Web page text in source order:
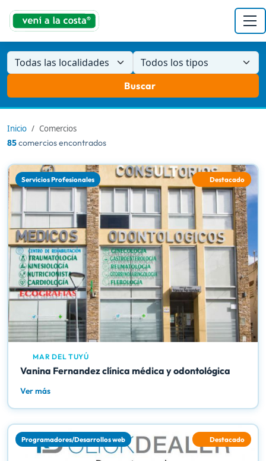
Todas las localidades Todos los tipos
Buscar
Inicio
Comercios
85comercios encontrados
Servicios Profesionales Destacado
MAR DEL TUYÚ
Vanina Fernandez clínica médica y odontológica
Ver más
Programadores/Desarrollos web Destacado